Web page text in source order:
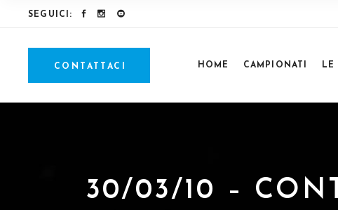
SEGUICI:
CONTATTACI HOME CAMPIONATI LE
30/03/10 –